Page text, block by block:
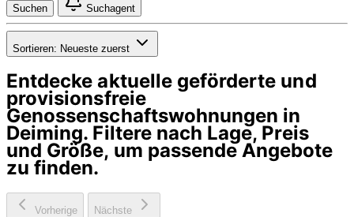
Suchen Suchagent
Sortieren: Neueste zuerst
Entdecke aktuelle geförderte und
provisionsfreie
Genossenschaftswohnungen in
Deiming. Filtere nach Lage, Preis
und Größe, um passende Angebote
zu finden.
Vorherige Nächste